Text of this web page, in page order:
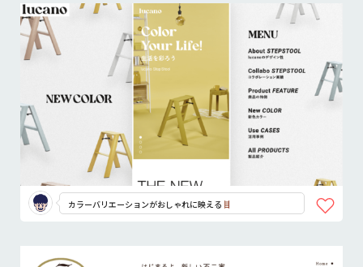
カラーバリエーションがおしゃれに映える